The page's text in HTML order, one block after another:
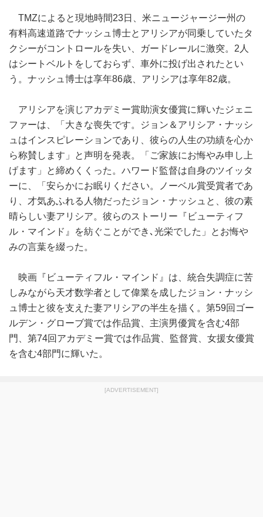
TMZによると現地時間23日、米ニュージャージー州の
有料高速道路でナッシュ博士とアリシアが同乗していたタ
クシーがコントロールを失い、ガードレールに激突。2人
はシートベルトをしておらず、車外に投げ出されたとい
う。ナッシュ博士は享年86歳、アリシアは享年82歳。
アリシアを演じアカデミー賞助演女優賞に輝いたジェニ
ファーは、「大きな喪失です。ジョン＆アリシア・ナッシ
ュはインスピレーションであり、彼らの人生の功績を心か
ら称賛します」と声明を発表。「ご家族にお悔やみ申し上
げます」と締めくくった。ハワード監督は自身のツイッタ
ーに、「安らかにお眠りください。ノーベル賞受賞者であ
り、才気あふれる人物だったジョン・ナッシュと、彼の素
晴らしい妻アリシア。彼らのストーリー『ビューティフ
ル・マインド』を紡ぐことができ､光栄でした」とお悔や
みの言葉を綴った。
映画『ビューティフル・マインド』は、統合失調症に苦
しみながら天才数学者として偉業を成したジョン・ナッシ
ュ博士と彼を支えた妻アリシアの半生を描く。第59回ゴー
ルデン・グローブ賞では作品賞、主演男優賞を含む4部
門、第74回アカデミー賞では作品賞、監督賞、女援女優賞
を含む4部門に輝いた。
[ADVERTISEMENT]